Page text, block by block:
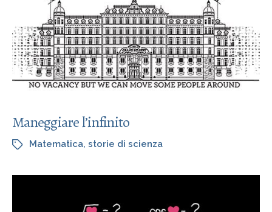
Maneggiare l’infinito
Matematica, storie di scienza